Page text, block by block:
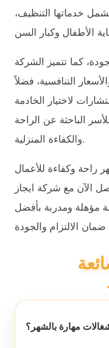
خدماتها التنظيف،
كما تتميز الشركة
التنافسية، فضلاً
لاختيار الخادمة
الباحثة عن الراحة
والكفاءة المنزلية.
راحة وكفاءة للأعمال
الآن مع شركة ايجاز
مؤهلة ومدربة بأفضل
مهارة بالشهر؟